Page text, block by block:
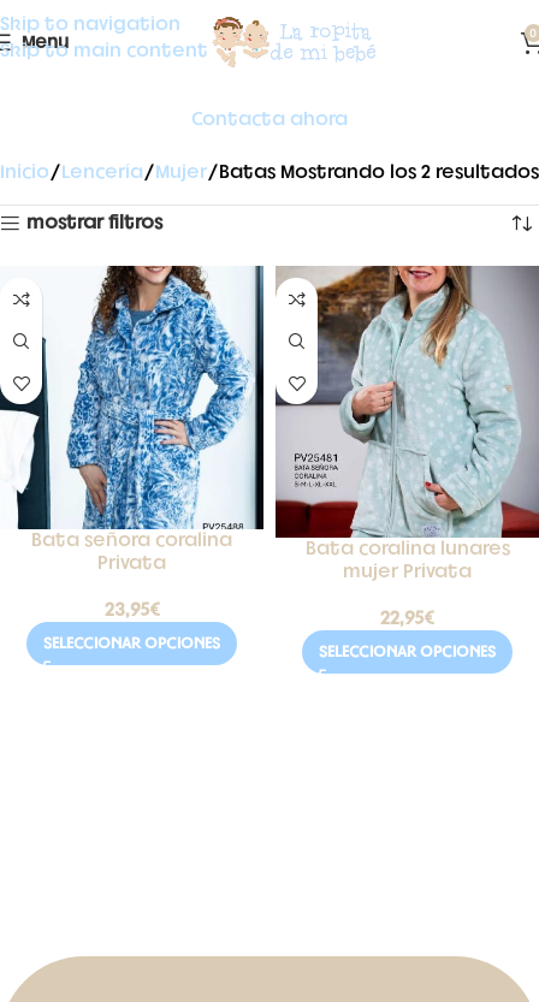
Skip to navigation
Skip to main content
Menu 0
Contacta ahora
Inicio Lencería Mujer Batas Mostrando los 2 resultados
mostrar filtros
Bata señora coralina
Privata
23,95€
SELECCIONAR OPCIONES
Bata coralina lunares
mujer Privata
22,95€
SELECCIONAR OPCIONES